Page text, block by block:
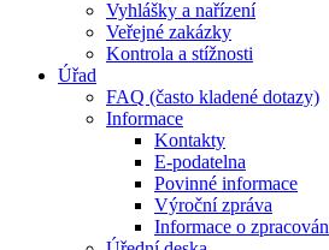
Vyhlášky a nařízení
Veřejné zakázky
Kontrola a stížnosti
Úřad
FAQ (často kladené dotazy)
Informace
Kontakty
E-podatelna
Povinné informace
Výroční zpráva
Informace o